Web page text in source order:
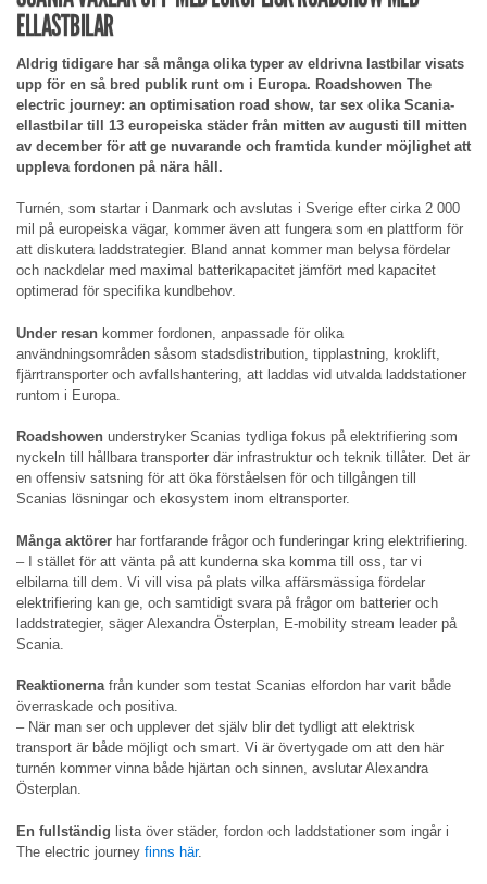
ELLASTBILAR
Aldrig tidigare har så många olika typer av eldrivna lastbilar visats
upp för en så bred publik runt om i Europa. Roadshowen The
electric journey: an optimisation road show, tar sex olika Scania-
ellastbilar till 13 europeiska städer från mitten av augusti till mitten
av december för att ge nuvarande och framtida kunder möjlighet att
uppleva fordonen på nära håll.
Turnén, som startar i Danmark och avslutas i Sverige efter cirka 2 000
mil på europeiska vägar, kommer även att fungera som en plattform för
att diskutera laddstrategier. Bland annat kommer man belysa fördelar
och nackdelar med maximal batterikapacitet jämfört med kapacitet
optimerad för specifika kundbehov.
Under resan kommer fordonen, anpassade för olika
användningsområden såsom stadsdistribution, tipplastning, kroklift,
fjärrtransporter och avfallshantering, att laddas vid utvalda laddstationer
runtom i Europa.
Roadshowen understryker Scanias tydliga fokus på elektrifiering som
nyckeln till hållbara transporter där infrastruktur och teknik tillåter. Det är
en offensiv satsning för att öka förståelsen för och tillgången till
Scanias lösningar och ekosystem inom eltransporter.
Många aktörer har fortfarande frågor och funderingar kring elektrifiering.
– I stället för att vänta på att kunderna ska komma till oss, tar vi
elbilarna till dem. Vi vill visa på plats vilka affärsmässiga fördelar
elektrifiering kan ge, och samtidigt svara på frågor om batterier och
laddstrategier, säger Alexandra Österplan, E-mobility stream leader på
Scania.
Reaktionernafrån kunder som testat Scanias elfordon har varit både
överraskade och positiva.
– När man ser och upplever det själv blir det tydligt att elektrisk
transport är både möjligt och smart. Vi är övertygade om att den här
turnén kommer vinna både hjärtan och sinnen, avslutar Alexandra
Österplan.
En fullständig lista över städer, fordon och laddstationer som ingår i
The electric journey finns här.